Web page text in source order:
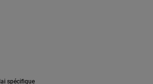
spécifique